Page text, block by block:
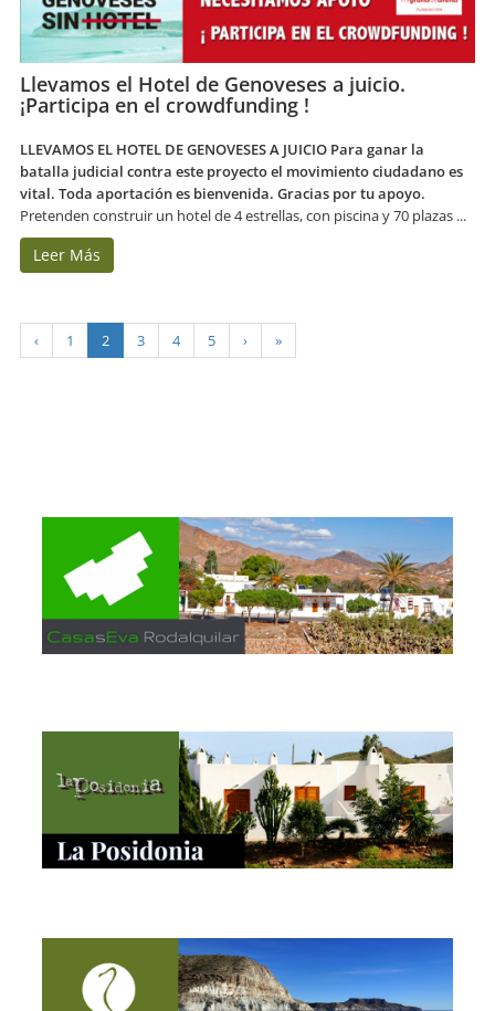
Llevamos el Hotel de Genoveses a juicio.
¡Participa en el crowdfunding !
​LLEVAMOS EL HOTEL DE GENOVESES A JUICIO Para ganar la
batalla judicial contra este proyecto el movimiento ciudadano es
vital. Toda aportación es bienvenida. Gracias por tu apoyo.
Pretenden construir un hotel de 4 estrellas, con piscina y 70 plazas ...
Leer Más
‹ 1 2 3 4 5 › »